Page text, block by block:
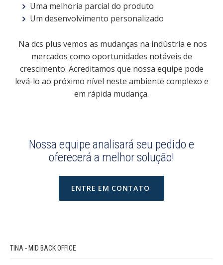
Uma melhoria parcial do produto
Um desenvolvimento personalizado
Na dcs plus vemos as mudanças na indústria e nos
mercados como oportunidades notáveis de
crescimento. Acreditamos que nossa equipe pode
levá-lo ao próximo nível neste ambiente complexo e
em rápida mudança.
Nossa equipe analisará seu pedido e
oferecerá a melhor solução!
ENTRE EM CONTATO
TINA - MID BACK OFFICE